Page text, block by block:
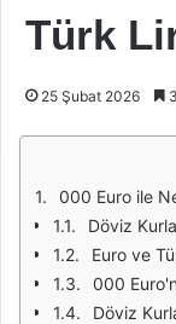
Türk
25 Şubat 2026
000 Euro ile
Döviz
Euro ve
000
Döviz